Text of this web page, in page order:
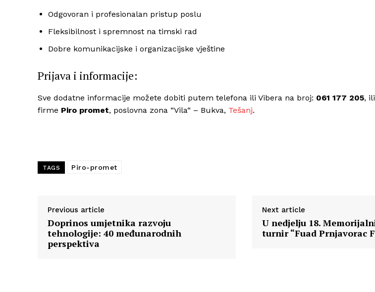
Odgovoran i profesionalan pristup poslu
Fleksibilnost i spremnost na timski rad
Dobre komunikacijske i organizacijske vještine
Prijava i informacije:
Sve dodatne informacije možete dobiti putem telefona ili Vibera na broj: 061 177 205,
firme Piro promet, poslovna zona “Vila“ – Bukva, Tešanj.
TAGS Piro-promet
Previous article
Doprinos umjetnika razvoju
tehnologije: 40 međunarodnih
perspektiva
Next article
U nedjelju 18.
turnir “Fuad Prnjavorac